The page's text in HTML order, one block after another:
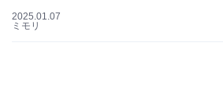
2025.01.07
ミモリ